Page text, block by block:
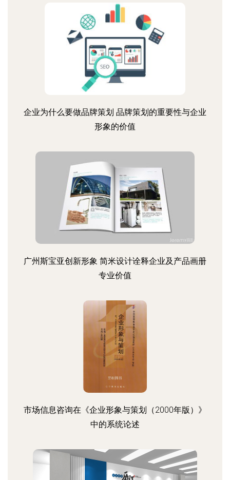
企业为什么要做品牌策划 品牌策划的重要性与企业
形象的价值
广州斯宝亚创新形象 简米设计诠释企业及产品画册
专业价值
市场信息咨询在《企业形象与策划（2000年版）》
中的系统论述